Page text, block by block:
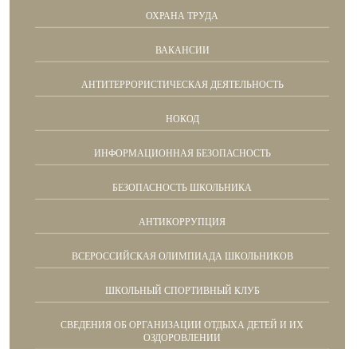
ОХРАНА ТРУДА
ВАКАНСИИ
АНТИТЕРРОРИСТИЧЕСКАЯ ДЕЯТЕЛЬНОСТЬ
НОКОД
ИНФОРМАЦИОННАЯ БЕЗОПАСНОСТЬ
БЕЗОПАСНОСТЬ ШКОЛЬНИКА
АНТИКОРРУПЦИЯ
ВСЕРОССИЙСКАЯ ОЛИМПИАДА ШКОЛЬНИКОВ
ШКОЛЬНЫЙ СПОРТИВНЫЙ КЛУБ
СВЕДЕНИЯ ОБ ОРГАНИЗАЦИИ ОТДЫХА ДЕТЕЙ И ИХ
ОЗДОРОВЛЕНИИ